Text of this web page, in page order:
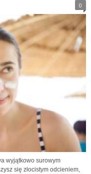
0
wyjątkowo surowym
się złocistym odcieniem,